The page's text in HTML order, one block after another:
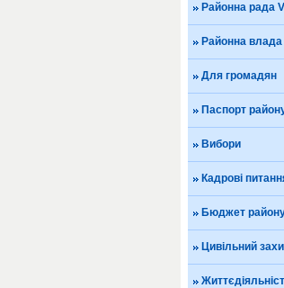
Районна рада
Районна влада
Для громадян
Паспорт
Вибори
Кадрові
Бюджет
Цивільний